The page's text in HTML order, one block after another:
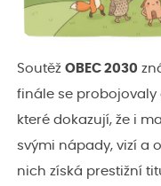
Soutěž OBEC 2030
finále se probojovaly
které dokazují, že i
svými nápady, vizí a
nich získá prestižní